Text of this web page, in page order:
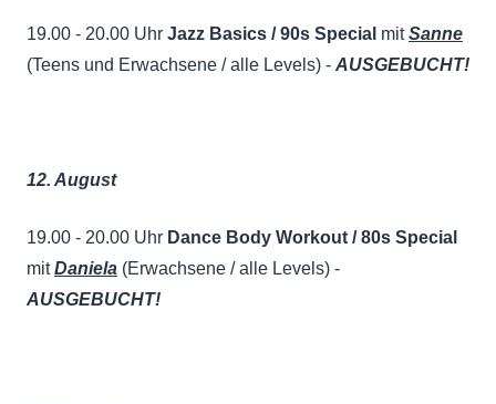
19.00 - 20.00 Uhr Jazz Basics / 90s Special mitSanne
(Teens und Erwachsene / alle Levels) - AUSGEBUCHT!
12. August
19.00 - 20.00 Uhr Dance Body Workout / 80s Special
mitDaniela (Erwachsene / alle Levels) -
AUSGEBUCHT!